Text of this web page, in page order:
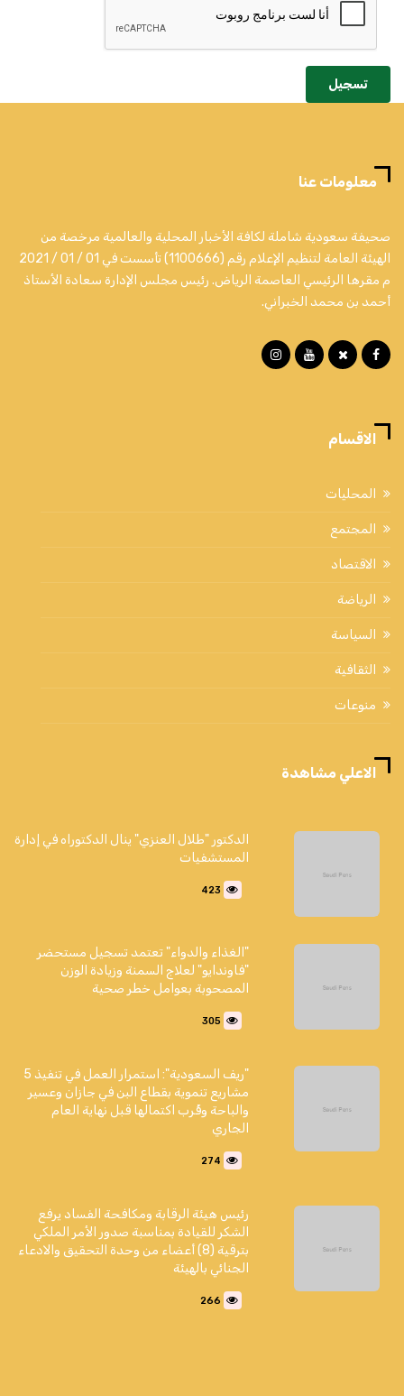
تسجيل
معلومات عنا
صحيفة سعودية شاملة لكافة الأخبار المحلية والعالمية مرخصة من
الهيئة العامة لتنظيم الإعلام رقم (1100666) تأسست في 01 / 01 / 2021
م مقرها الرئيسي العاصمة الرياض. رئيس مجلس الإدارة سعادة الأستاذ
أحمد بن محمد الخبراني.
الاقسام
المحليات
المجتمع
الاقتصاد
الرياضة
السياسة
الثقافية
منوعات
الاعلي مشاهدة
الدكتور "طلال العنزي" ينال الدكتوراه في إدارة
المستشفيات
423
"الغذاء والدواء" تعتمد تسجيل مستحضر
"فاوندايو" لعلاج السمنة وزيادة الوزن
المصحوبة بعوامل خطر صحية
305
"ريف السعودية": استمرار العمل في تنفيذ 5
مشاريع تنموية بقطاع البن في جازان وعسير
والباحة وقُرب اكتمالها قبل نهاية العام
الجاري
274
رئيس هيئة الرقابة ومكافحة الفساد يرفع
الشكر للقيادة بمناسبة صدور الأمر الملكي
بترقية (8) أعضاء من وحدة التحقيق والادعاء
الجنائي بالهيئة
266